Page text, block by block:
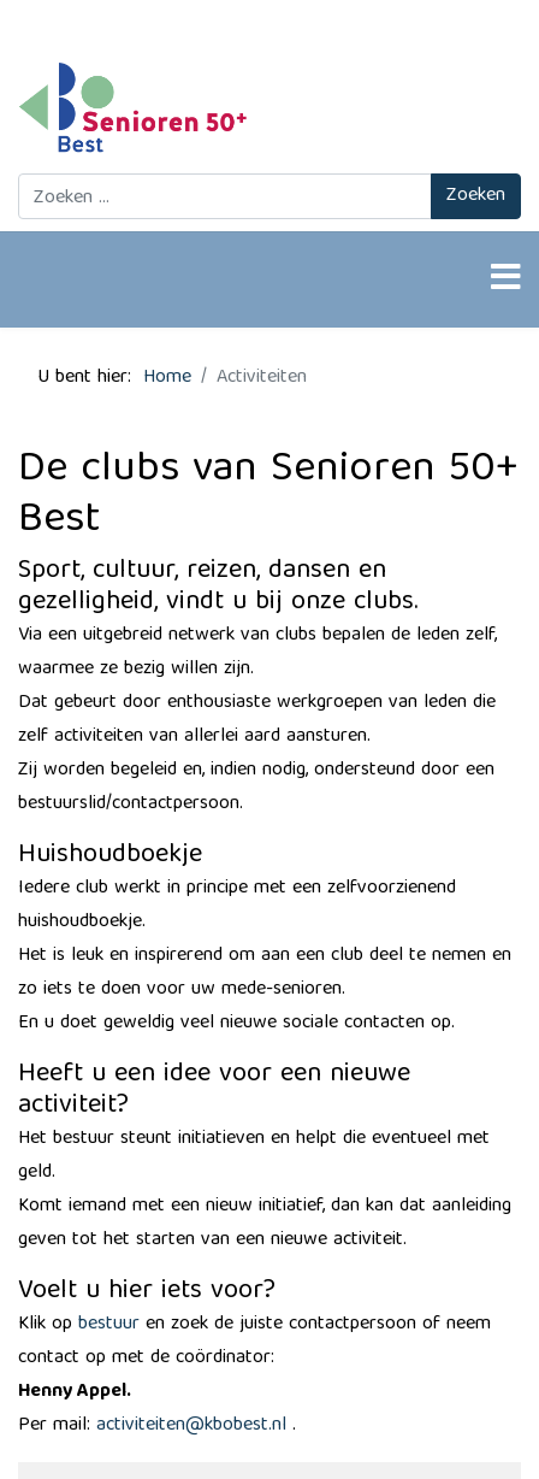
Zoeken Zoeken
U bent hier: Home Activiteiten
De clubs van Senioren 50+
Best
Sport, cultuur, reizen, dansen en
gezelligheid, vindt u bij onze clubs.
Via een uitgebreid netwerk van clubs bepalen de leden zelf,
waarmee ze bezig willen zijn.
Dat gebeurt door enthousiaste werkgroepen van leden die
zelf activiteiten van allerlei aard aansturen.
Zij worden begeleid en, indien nodig, ondersteund door een
bestuurslid/contactpersoon.
Huishoudboekje
Iedere club werkt in principe met een zelfvoorzienend
huishoudboekje.
Het is leuk en inspirerend om aan een club deel te nemen en
zo iets te doen voor uw mede-senioren.
En u doet geweldig veel nieuwe sociale contacten op.
Heeft u een idee voor een nieuwe
activiteit?
Het bestuur steunt initiatieven en helpt die eventueel met
geld.
Komt iemand met een nieuw initiatief, dan kan dat aanleiding
geven tot het starten van een nieuwe activiteit.
Voelt u hier iets voor?
Klik op bestuuren zoek de juiste contactpersoon of neem
contact op met de coördinator:
Henny Appel.
Per mail: activiteiten@kbobest.nl .